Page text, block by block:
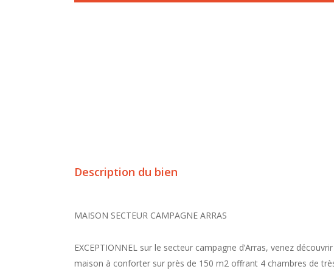
Description du bien
MAISON SECTEUR CAMPAGNE ARRAS
EXCEPTIONNEL sur le secteur campagne d’Arras, venez
maison à conforter sur près de 150 m2 offrant 4 chambres de